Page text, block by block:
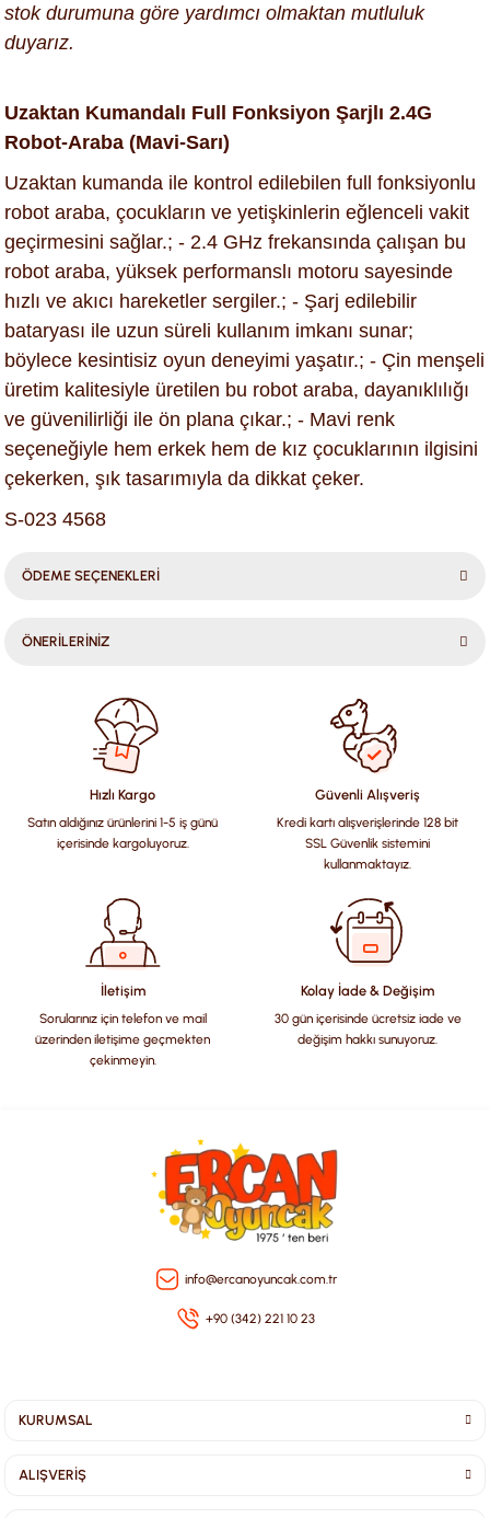
stok durumuna göre yardımcı olmaktan mutluluk
duyarız.
Uzaktan Kumandalı Full Fonksiyon Şarjlı 2.4G
Robot-Araba (Mavi-Sarı)
Uzaktan kumanda ile kontrol edilebilen full fonksiyonlu
robot araba, çocukların ve yetişkinlerin eğlenceli vakit
geçirmesini sağlar.; - 2.4 GHz frekansında çalışan bu
robot araba, yüksek performanslı motoru sayesinde
hızlı ve akıcı hareketler sergiler.; - Şarj edilebilir
bataryası ile uzun süreli kullanım imkanı sunar;
böylece kesintisiz oyun deneyimi yaşatır.; - Çin menşeli
üretim kalitesiyle üretilen bu robot araba, dayanıklılığı
ve güvenilirliği ile ön plana çıkar.; - Mavi renk
seçeneğiyle hem erkek hem de kız çocuklarının ilgisini
çekerken, şık tasarımıyla da dikkat çeker.
S-023 4568
ÖDEME SEÇENEKLERİ
ÖNERİLERİNİZ
konularda yetersiz gördüğünüz noktaları öneri formunu
kullanarak tarafımıza iletebilirsiniz.
Görüş ve önerileriniz için teşekkür ederiz.
Ürün resmi kalitesiz, bozuk veya görüntülenemiyor.
Ürün açıklamasında eksik bilgiler bulunuyor.
Ürün bilgilerinde hatalar bulunuyor.
Ürün fiyatı diğer sitelerden daha pahalı.
Bu ürüne benzer farklı alternatifler olmalı.
Hızlı Kargo
Satın aldığınız ürünlerini 1-5 iş günü
içerisinde kargoluyoruz.
Güvenli Alışveriş
Kredi kartı alışverişlerinde 128 bit
SSL Güvenlik sistemini
kullanmaktayız.
İletişim
Sorularınız için telefon ve mail
üzerinden iletişime geçmekten
çekinmeyin.
Kolay İade & Değişim
30 gün içerisinde ücretsiz iade ve
değişim hakkı sunuyoruz.
info@ercanoyuncak.com.tr
+90 (342) 221 10 23
KURUMSAL
ALIŞVERİŞ